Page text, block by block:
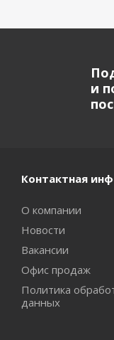
и
Контактная
О компании
Новости
Вакансии
Офис продаж
Политика
данных